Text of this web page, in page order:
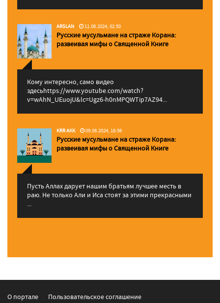
ARSLAN 11.06.2024, 02:50
Русские мусульмане на страже Корана:
pазвеивая мифы о Священной Книге
Кому интересно, само видео
здесьhttps://www.youtube.com/watch?
v=wAhN_UEuojU&lc=Ugz6-h0nMPQWTip7AZ94...
KRR AKK 09.06.2024, 18:56
Русские мусульмане на страже Корана:
pазвеивая мифы о Священной Книге
Пусть Аллах дарует нашим братьям лучшее месть в
раю. Не только Али и Иса стоят за этими прекрасными
О портале Пользовательское соглашение